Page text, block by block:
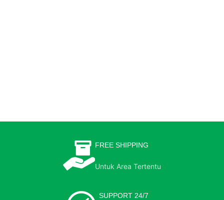
FREE SHIPPING
Untuk Area Tertentu
SUPPORT 24/7